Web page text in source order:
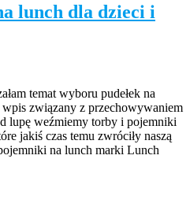
lunch dla dzieci i
temat wyboru pudełek na
związany z przechowywaniem
lupę weźmiemy torby i pojemniki
jakiś czas temu zwróciły naszą
na lunch marki Lunch